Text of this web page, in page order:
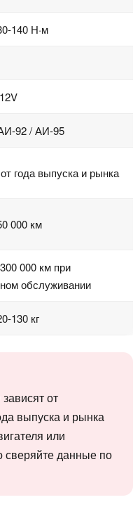
140 Н·м
92 / АИ-95
года выпуска и рынка
000 км
000 км при
обслуживании
130 кг
от
выпуска и рынка
или
сверяйте данные по